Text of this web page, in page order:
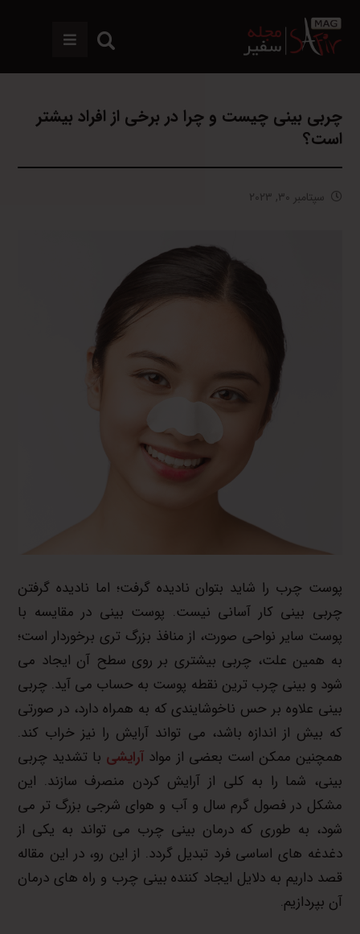
چربی بینی چیست و چرا در برخی از افراد بیشتر
است؟
سپتامبر ۳۰, ۲۰۲۳
پوست چرب را شاید بتوان نادیده گرفت؛ اما نادیده گرفتن
چربی بینی کار آسانی نیست. پوست بینی در مقایسه با
پوست سایر نواحی صورت، از منافذ بزرگ تری برخوردار است؛
به همین علت، چربی بیشتری بر روی سطح آن ایجاد می
شود و بینی چرب ترین نقطه پوست به حساب می آید. چربی
بینی علاوه بر حس ناخوشایندی که به همراه دارد، در صورتی
که بیش از اندازه باشد، می تواند آرایش را نیز خراب کند.
همچنین ممکن است بعضی از مواد آرایشی با تشدید چربی
بینی، شما را به کلی از آرایش کردن منصرف سازند. این
مشکل در فصول گرم سال و آب و هوای شرجی بزرگ تر می
شود، به طوری که درمان بینی چرب می تواند به یکی از
دغدغه های اساسی فرد تبدیل گردد. از این رو، در این مقاله
قصد داریم به دلایل ایجاد کننده بینی چرب و راه های درمان
آن بپردازیم.